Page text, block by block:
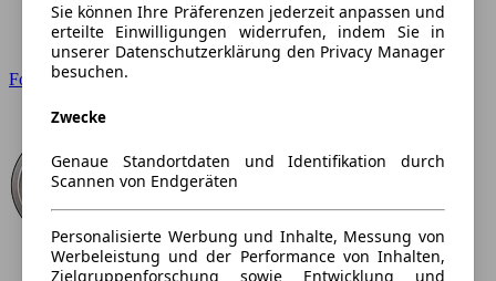
Ford
Sie können Ihre Präferenzen jederzeit anpassen und
erteilte Einwilligungen widerrufen, indem Sie in
unserer Datenschutzerklärung den Privacy Manager
besuchen.
Zwecke
Genaue Standortdaten und Identifikation durch
Scannen von Endgeräten
Personalisierte Werbung und Inhalte, Messung von
Werbeleistung und der Performance von Inhalten,
Zielgruppenforschung sowie Entwicklung und